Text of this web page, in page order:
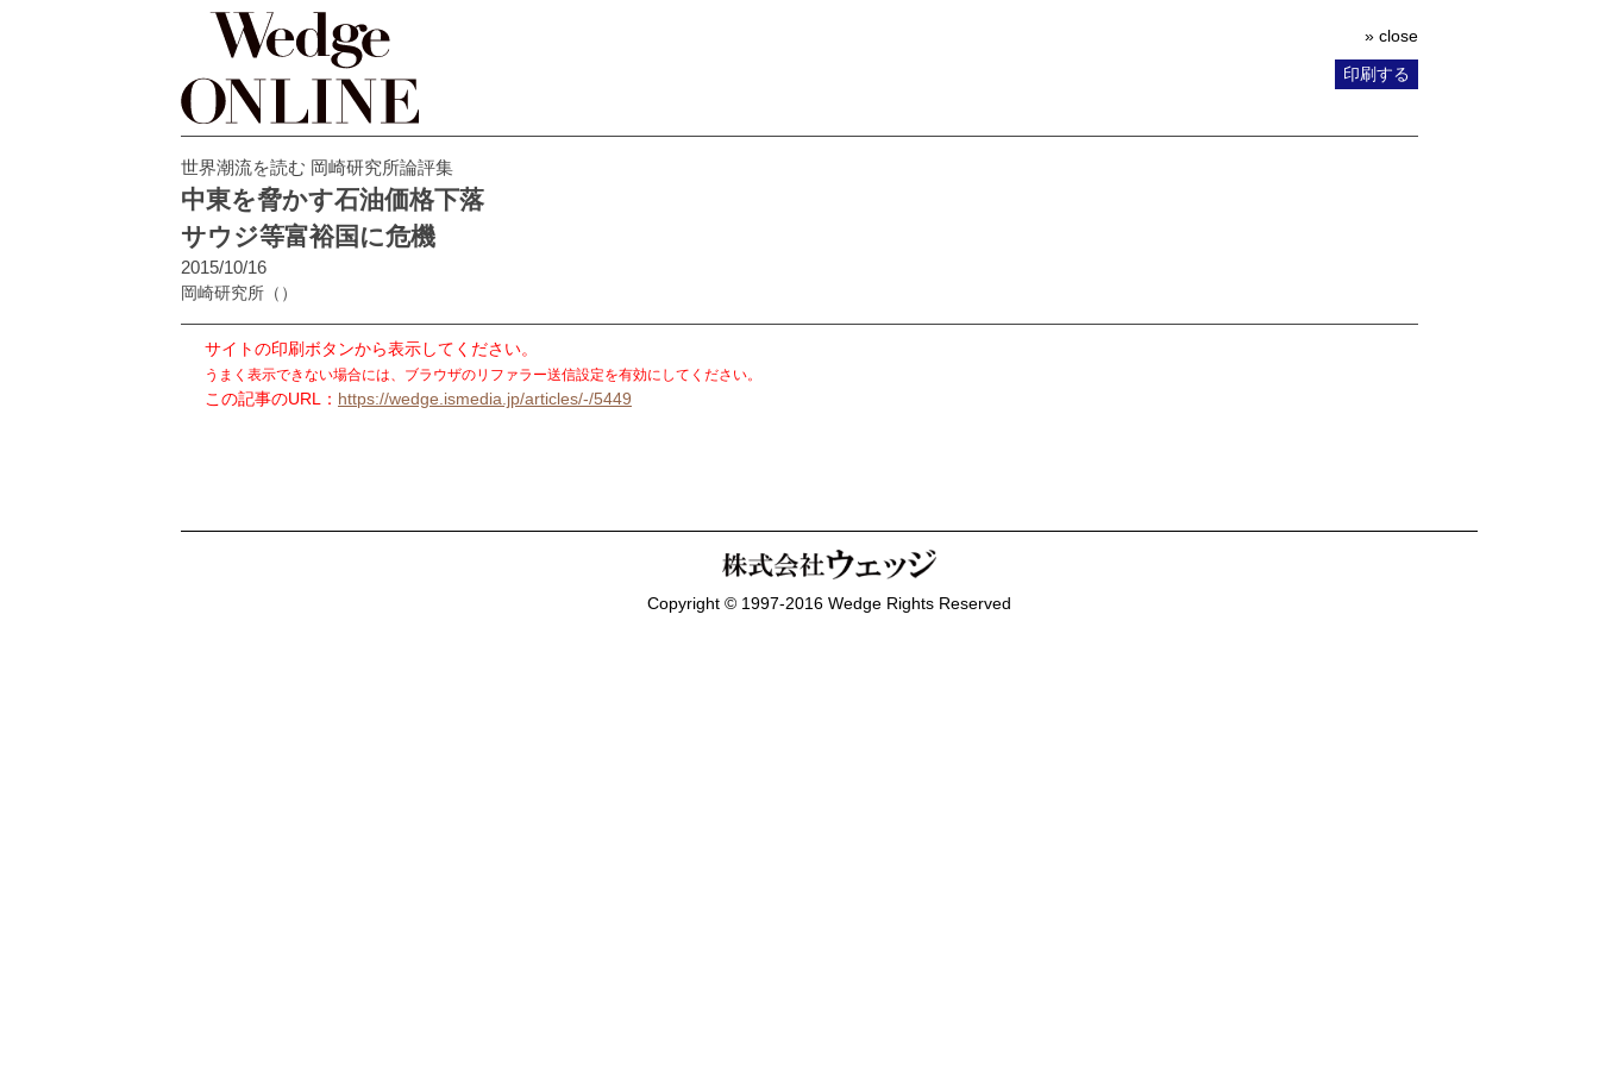
» close
印刷する
世界潮流を読む 岡崎研究所論評集
中東を脅かす石油価格下落
サウジ等富裕国に危機
2015/10/16
岡崎研究所 （）
サイトの印刷ボタンから表示してください。
うまく表示できない場合には、ブラウザのリファラー送信設定を有効にしてください。
この記事のURL： https://wedge.ismedia.jp/articles/-/5449
Copyright © 1997-2016 Wedge Rights Reserved